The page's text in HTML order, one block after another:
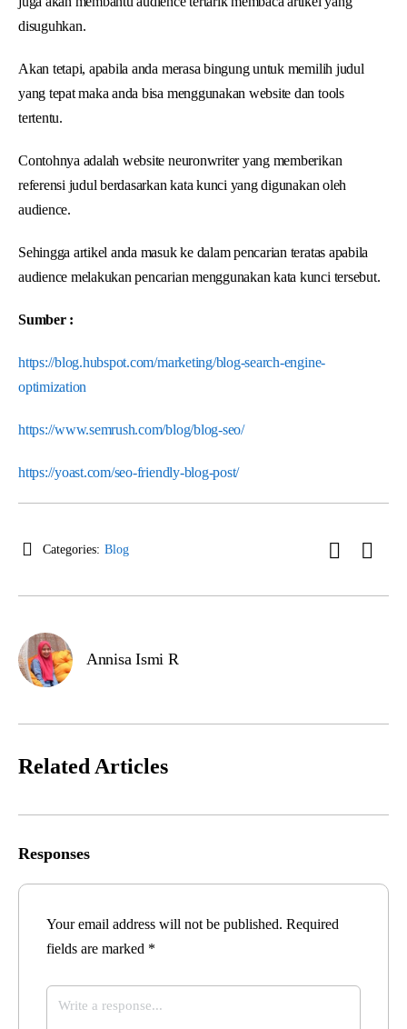
disuguhkan.
Akan tetapi, apabila anda merasa bingung untuk memilih judul
yang tepat maka anda bisa menggunakan website dan tools
tertentu.
Contohnya adalah website neuronwriter yang memberikan
referensi judul berdasarkan kata kunci yang digunakan oleh
audience.
Sehingga artikel anda masuk ke dalam pencarian teratas apabila
audience melakukan pencarian menggunakan kata kunci tersebut.
Sumber :
https://blog.hubspot.com/marketing/blog-search-engine-
optimization
https://www.semrush.com/blog/blog-seo/
https://yoast.com/seo-friendly-blog-post/
Categories: Blog
Annisa Ismi R
Related Articles
Responses
Your email address will not be published. Required
fields are marked *